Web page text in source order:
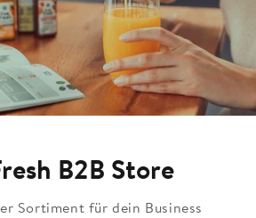
B2B Store
Sortiment für dein Business